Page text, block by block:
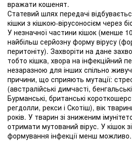
вражати кошенят.
Статевий шлях передачі
кішки з кішкою-вірусоносієм через
У незначної частини кішок (менше
найбільш серйозну форму вірусу
перитоніту). Захворіти на дане
тобто кішка, хвора на інфекційний
незаразною для інших спільно
причини, що сприяють мутації:
(австралійські димчасті,
Бурманські, британські
регдолли, рекси і Скотіш), вік
років. У тварин зі зниженим
отримати мутований вірус. У кішок
формування інфекції менш можливо.